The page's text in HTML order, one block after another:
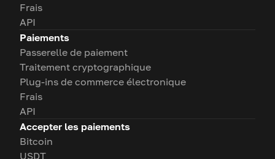
Frais
API
Paiements
Passerelle de paiement
Traitement cryptographique
Plug-ins de commerce électronique
Frais
API
Accepter les paiements
Bitcoin
USDT